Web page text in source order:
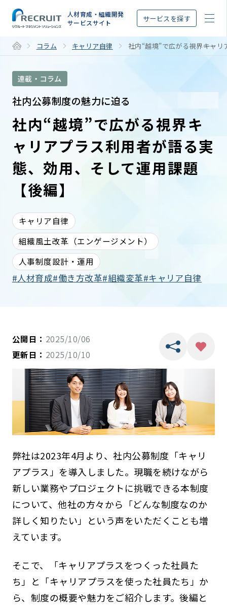
人材育成・組織開発
サービスサイト
サービスを探す
コラム キャリア自律 社内“越境”で広がる視界――キャ
連載・コラム
社内公募制度の魅力に迫る
社内“越境”で広がる視界――キ
ャリアプラス利用者が語る実
態、効用、そして運用課題
【後編】
キャリア自律
組織風土改革（エンゲージメント）
人事制度設計・運用
人材育成 働き方改革 組織変革 キャリア自律
公開日： 2025/10/06
更新日： 2025/10/10
弊社は2023年4月より、社内公募制度「キャリ
アプラス」を導入しました。現職を続けながら
新しい業務やプロジェクトに挑戦できる本制度
について、他社の方々から「どんな制度なのか
詳しく知りたい」という声をいただくことも増
えています。
そこで、「キャリアプラスをつくった社員た
ち」と「キャリアプラスを使った社員たち」か
ら、制度の概要や魅力をご紹介します。後編と